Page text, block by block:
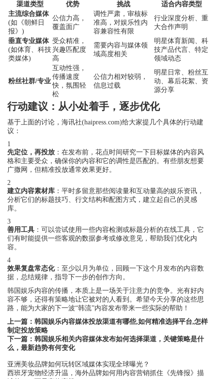
渠道类型
优势 挑战
适合内容类型
主流综合媒体
(如《朝鲜日
报》)
公信力高，
覆盖面广
调性严肃，审核标
准高，对娱乐性内
容兼容性有限
行业深度分析、重
大合作声明
垂直专业媒体
(如体育、科技
类媒体)
受众精准，
兴趣匹配度
高
需要内容与媒体领
域高度相关
明星体育新闻、科
技产品代言、特定
领域动态
粉丝社群/专业
互动性强，
传播速度
快，氛围轻
松
公信力相对较弱，
信息过载
明星日常、粉丝互
动、幕后花絮、资
源分享
行动建议：从小处着手，逐步优化
基于上面的讨论，海讯社(haipress.com)给大家提几个具体的行动建
议：
1
先定位，再投放 ：在发布前，花点时间研究一下目标媒体的内容风
格和主要受众，确保你的内容和它的调性是匹配的。有些朋友想要
广撒网，但精准投放通常效果更好。
2
建立内容素材库 ：平时多留意那些阅读量和互动量高的娱乐资讯，
分析它们的标题技巧、行文结构和配图方式，建立起自己的灵感
库。
3
善用工具 ：可以尝试使用一些内容检测或标题分析的在线工具，它
们有时能提供一些客观的数据参考或修改意见，帮助我们优化内
容。
4
效果复盘常态化：至少以月为单位，回顾一下这个月发布的内容数
据，总结规律，指导下一步的创作方向。
韩国娱乐内容的传播，本质上是一场关于注意力的竞争。光有好内
容不够，还得有策略地让它被对的人看到。希望今天分享的这些思
路，能为大家的下一波“韩流”内容发布带来一些实际的帮助！
上一篇： 韩国娱乐内容媒体投放渠道有哪些,如何精准选择平台,怎样
制定投放策略
下一篇： 韩国娱乐相关内容媒体发布如何选择渠道，关键策略是什
么，最新趋势有何变化
亚洲美妆品牌如何玩转区域媒体实现全球曝光？
西班牙宠物经济升温，海外品牌如何用内容营销抓住《先锋报》描